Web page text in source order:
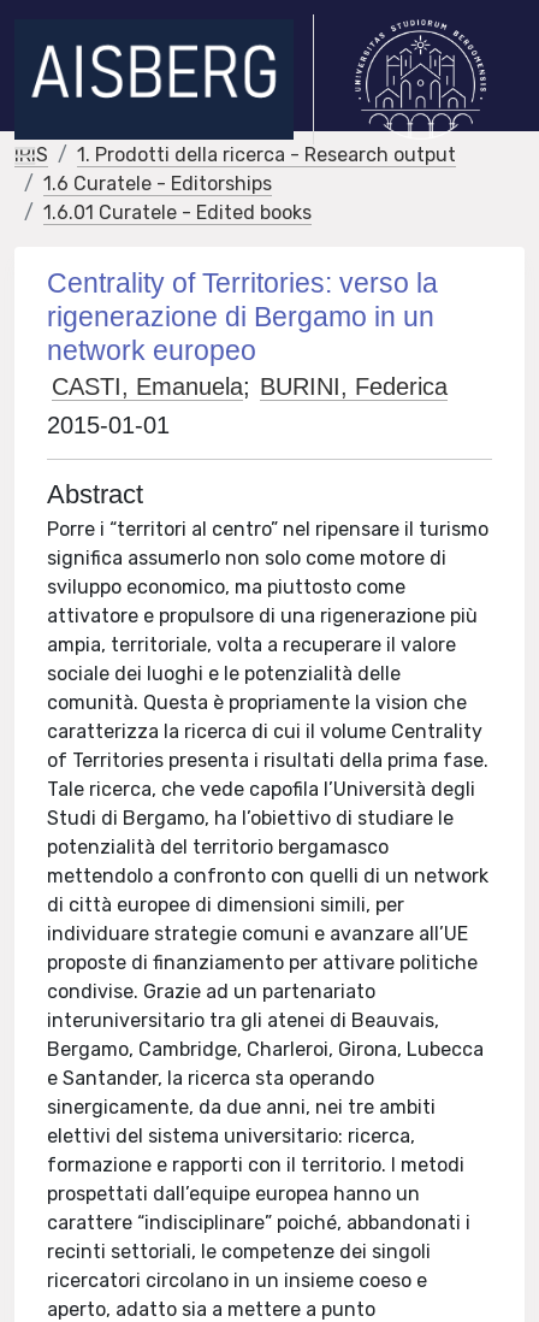
IRIS
1. Prodotti della ricerca - Research output
1.6 Curatele - Editorships
1.6.01 Curatele - Edited books
Centrality of Territories: verso la
rigenerazione di Bergamo in un
network europeo
CASTI, Emanuela; BURINI, Federica
2015-01-01
Abstract
Porre i “territori al centro” nel ripensare il turismo
significa assumerlo non solo come motore di
sviluppo economico, ma piuttosto come
attivatore e propulsore di una rigenerazione più
ampia, territoriale, volta a recuperare il valore
sociale dei luoghi e le potenzialità delle
comunità. Questa è propriamente la vision che
caratterizza la ricerca di cui il volume Centrality
of Territories presenta i risultati della prima fase.
Tale ricerca, che vede capofila l’Università degli
Studi di Bergamo, ha l’obiettivo di studiare le
potenzialità del territorio bergamasco
mettendolo a confronto con quelli di un network
di città europee di dimensioni simili, per
individuare strategie comuni e avanzare all’UE
proposte di finanziamento per attivare politiche
condivise. Grazie ad un partenariato
interuniversitario tra gli atenei di Beauvais,
Bergamo, Cambridge, Charleroi, Girona, Lubecca
e Santander, la ricerca sta operando
sinergicamente, da due anni, nei tre ambiti
elettivi del sistema universitario: ricerca,
formazione e rapporti con il territorio. I metodi
prospettati dall’equipe europea hanno un
carattere “indisciplinare” poiché, abbandonati i
recinti settoriali, le competenze dei singoli
ricercatori circolano in un insieme coeso e
aperto, adatto sia a mettere a punto